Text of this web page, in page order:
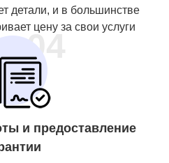
детали, и в большинстве
цену за свои услуги
04
и предоставление